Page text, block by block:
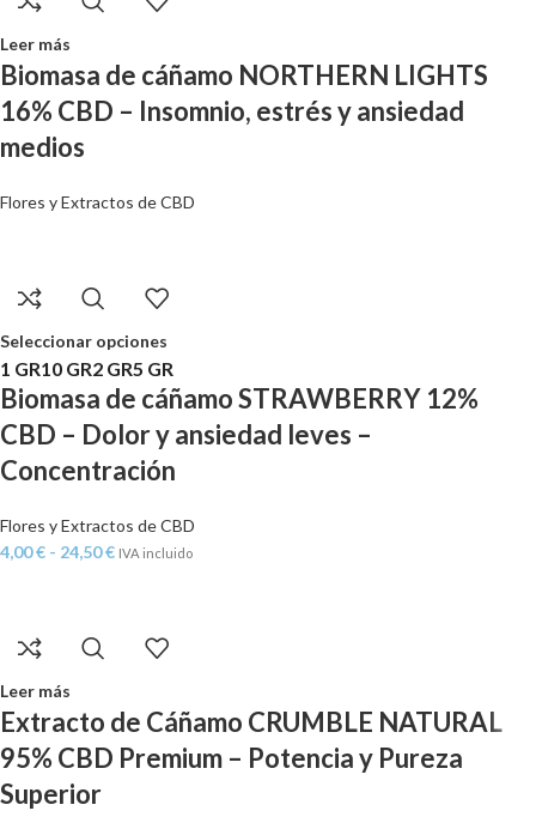
Leer más
Biomasa de cáñamo NORTHERN LIGHTS
16% CBD – Insomnio, estrés y ansiedad
medios
Flores y Extractos de CBD
Seleccionar opciones
1 GR10 GR2 GR5 GR
Biomasa de cáñamo STRAWBERRY 12%
CBD – Dolor y ansiedad leves –
Concentración
Flores y Extractos de CBD
4,00€ - 24,50€ IVA incluido
Leer más
Extracto de Cáñamo CRUMBLE NATURAL
95% CBD Premium – Potencia y Pureza
Superior